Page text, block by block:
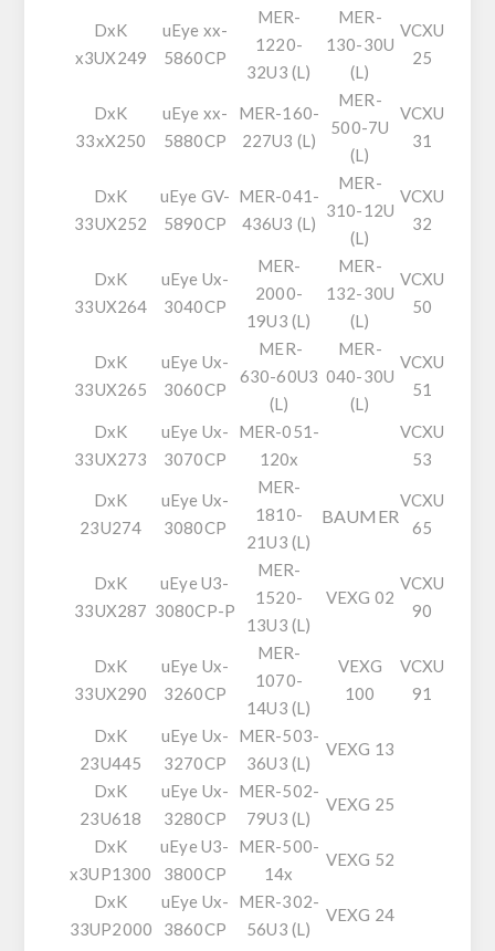
DxK
x3UX249
uEye xx-
5860CP
MER-
1220-
32U3 (L)
MER-
130-30U
(L)
VCXU
25
DxK
33xX250
uEye xx-
5880CP
MER-160-
227U3 (L)
MER-
500-7U
(L)
VCXU
31
DxK
33UX252
uEye GV-
5890CP
MER-041-
436U3 (L)
MER-
310-12U
(L)
VCXU
32
DxK
33UX264
uEye Ux-
3040CP
MER-
2000-
19U3 (L)
MER-
132-30U
(L)
VCXU
50
DxK
33UX265
uEye Ux-
3060CP
MER-
630-60U3
(L)
MER-
040-30U
(L)
VCXU
51
DxK
33UX273
uEye Ux-
3070CP
MER-051-
120x
VCXU
53
DxK
23U274
uEye Ux-
3080CP
MER-
1810-
21U3 (L)
BAUMER
VCXU
65
DxK
33UX287
uEye U3-
3080CP-P
MER-
1520-
13U3 (L)
VEXG 02
VCXU
90
DxK
33UX290
uEye Ux-
3260CP
MER-
1070-
14U3 (L)
VEXG
100
VCXU
91
DxK
23U445
uEye Ux-
3270CP
MER-503-
36U3 (L)
VEXG 13
DxK
23U618
uEye Ux-
3280CP
MER-502-
79U3 (L)
VEXG 25
DxK
x3UP1300
uEye U3-
3800CP
MER-500-
14x
VEXG 52
DxK
33UP2000
uEye Ux-
3860CP
MER-302-
56U3 (L)
VEXG 24